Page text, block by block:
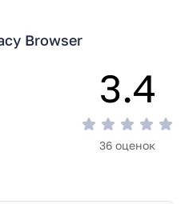
время.
пользователь может не
всплывающую поверх
К тому же
отслеживающие программы,
не смогут отследить
о нем информацию.
Browser
3.4
36 оценок